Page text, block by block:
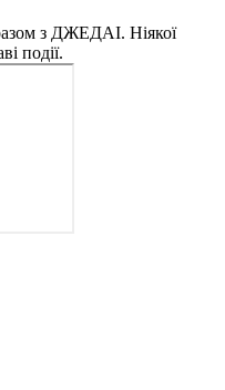
з ДЖЕДАІ. Ніякої
події.